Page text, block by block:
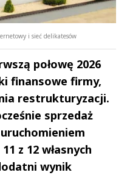
i sieć delikatesów
połowę 2026
finansowe firmy,
restrukturyzacji.
sprzedaż
z 12 własnych
wynik